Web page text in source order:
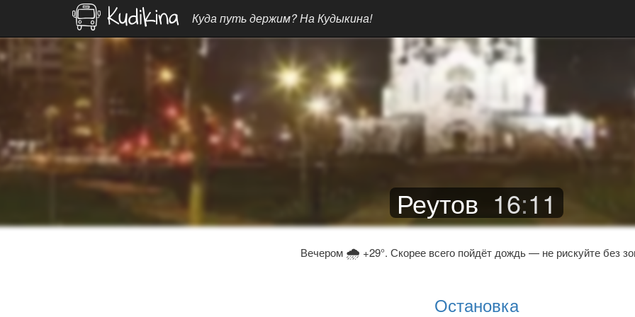
Куда путь держим? На Кудыкина!
Реутов 16:11
Вечером 🌧 +29°. Скорее всего пойдёт дождь — не рискуйте без
Остановка